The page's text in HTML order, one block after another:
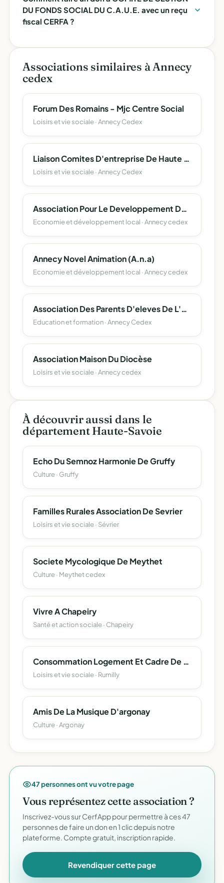
DU FONDS SOCIAL DU C.A.U.E. avec un reçu
fiscal CERFA ?
Associations similaires à Annecy
cedex
Forum Des Romains - Mjc Centre Social
Loisirs et vie sociale · Annecy Cedex
Liaison Comites D'entreprise De Haute Savoie (L.c.e. 74)
Loisirs et vie sociale · Annecy Cedex
Association Pour Le Developpement De L'emploi Agricole Et Rural De Haute-Savoie
Economie et développement local · Annecy cedex
Annecy Novel Animation (A.n.a)
Economie et développement local · Annecy cedex
Association Des Parents D'eleves De L'enseignement Libre (Apel) Du Departement De La Haute-Savoie
Education et formation · Annecy Cedex
Association Maison Du Diocèse
Loisirs et vie sociale · Annecy cedex
À découvrir aussi dans le
département Haute-Savoie
Echo Du Semnoz Harmonie De Gruffy
Culture · Gruffy
Familles Rurales Association De Sevrier
Loisirs et vie sociale · Sévrier
Societe Mycologique De Meythet
Culture · Meythet cedex
Vivre A Chapeiry
Santé et action sociale · Chapeiry
Consommation Logement Et Cadre De Vie
Loisirs et vie sociale · Rumilly
Amis De La Musique D'argonay
Culture · Argonay
47 personnes ont vu votre page
Vous représentez cette association ?
Inscrivez-vous sur CerfApp pour permettre à ces 47
personnes de faire un don en 1 clic depuis notre
plateforme. Compte gratuit, inscription rapide.
Revendiquer cette page